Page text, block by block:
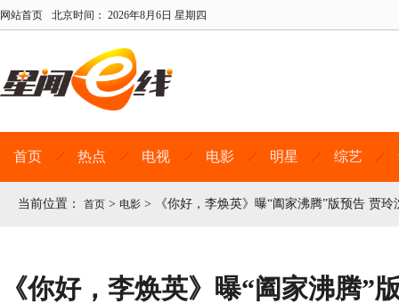
网站首页 北京时间： 2026年8月6日 星期四
首页 热点 电视 电影 明星 综艺
当前位置： 首页 > 电影 > 《你好，李焕英》曝“阖家沸腾”版预告 贾
《你好，李焕英》曝“阖家沸腾”